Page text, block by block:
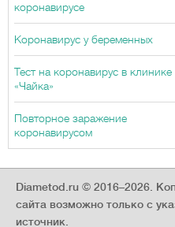
коронавирусе
Коронавирус у беременных
Тест на коронавирус в клинике
«Чайка»
Повторное заражение
коронавирусом
Diametod.ru © 2016–2026.
сайта возможно только с
источник.